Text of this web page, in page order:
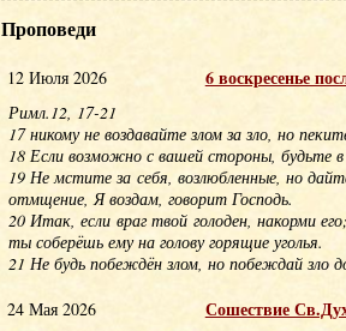
Проповеди
12 Июля 2026 6 воскресенье
Римл.12, 17-21
17 никому не воздавайте злом за зло, но
18 Если возможно с вашей стороны, будьте
19 Не мстите за себя, возлюбленные, но
отмщение, Я воздам, говорит Господь.
20 Итак, если враг твой голоден, накорми
ты соберёшь ему на голову горящие уголья.
21 Не будь побеждён злом, но побеждай зло
24 Мая 2026
Сошествие